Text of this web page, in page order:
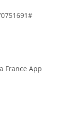
France App